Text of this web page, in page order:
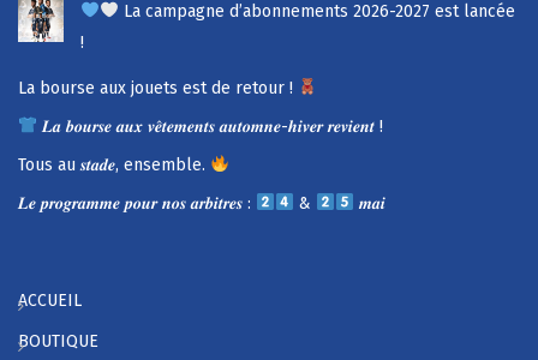
La campagne d’abonnements 2026-2027 est lancée
!
La bourse aux jouets est de retour !
𝑳𝒂 𝒃𝒐𝒖𝒓𝒔𝒆 𝒂𝒖𝒙 𝒗𝒆̂𝒕𝒆𝒎𝒆𝒏𝒕𝒔 𝒂𝒖𝒕𝒐𝒎𝒏𝒆-𝒉𝒊𝒗𝒆𝒓 𝒓𝒆𝒗𝒊𝒆𝒏𝒕 !
Tous au 𝒔𝒕𝒂𝒅𝒆, ensemble.
𝑳𝒆 𝒑𝒓𝒐𝒈𝒓𝒂𝒎𝒎𝒆 𝒑𝒐𝒖𝒓 𝒏𝒐𝒔 𝒂𝒓𝒃𝒊𝒕𝒓𝒆𝒔 :
& 𝒎𝒂𝒊
ACCUEIL
BOUTIQUE